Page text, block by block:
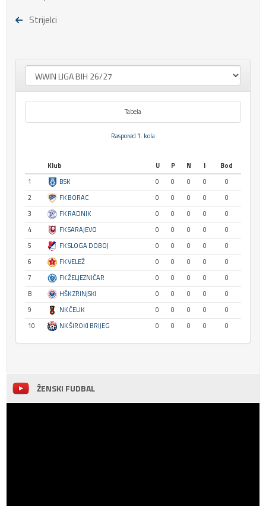
Strijelci
Tabela
Raspored 1. kola
Klub U P N I
Bod
1
BSK 0 0 0 0
0
2
FK BORAC 0 0 0 0
0
3
FK RADNIK 0 0 0 0
0
4
FK SARAJEVO 0 0 0 0
0
5
FK SLOGA DOBOJ 0 0 0 0
0
6
FK VELEŽ 0 0 0 0
0
7
FK ŽELJEZNIČAR 0 0 0 0
0
8
HŠK ZRINJSKI 0 0 0 0
0
9
NK ČELIK 0 0 0 0
0
10
NK ŠIROKI BRIJEG 0 0 0 0 0
ŽENSKI FUDBAL